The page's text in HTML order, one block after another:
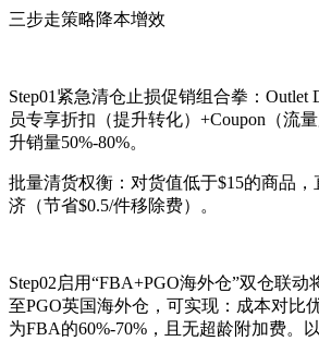
三步走策略降本增效
Step01紧急清仓止损促销组合拳：Outlet
员专享折扣（提升转化）+Coupon（流
升销量50%-80%。
批量清货权衡：对货值低于$15的商品
济（节省$0.5/件移除费）。
Step02启用“FBA+PGO海外仓”双仓联
至PGO英国海外仓，可实现：成本对比
为FBA的60%-70%，且无超龄附加费。